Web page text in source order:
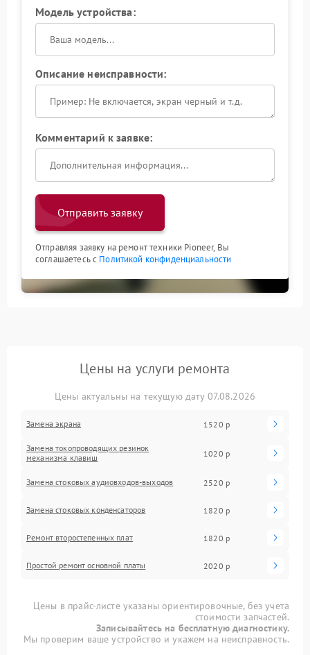
Модель устройства:
Описание неисправности:
Комментарий к заявке:
Отправить заявку
Отправляя заявку на ремонт техники Pioneer, Вы
соглашаетесь с Политикой конфиденциальности
Цены на услуги ремонта
Цены актуальны на текущую дату 07.08.2026
Замена экрана 1520 р
Замена токопроводящих резинок
механизма клавиш
1020 р
Замена стоковых аудиовходов-выходов 2520 р
Замена стоковых конденсаторов 1820 р
Ремонт второстепенных плат 1820 р
Простой ремонт основной платы 2020 р
Цены в прайс-листе указаны ориентировочные, без учета
стоимости запчастей.
Записывайтесь на бесплатную диагностику.
Мы проверим ваше устройство и укажем на неисправность.